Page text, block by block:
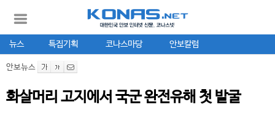
뉴스 특집기획 코나스마당 안보칼럼
안보뉴스
화살머리 고지에서 국군 완전유해 첫 발굴